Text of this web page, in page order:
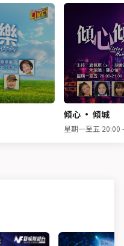
傾心 · 傾城
星期一至五 20:00